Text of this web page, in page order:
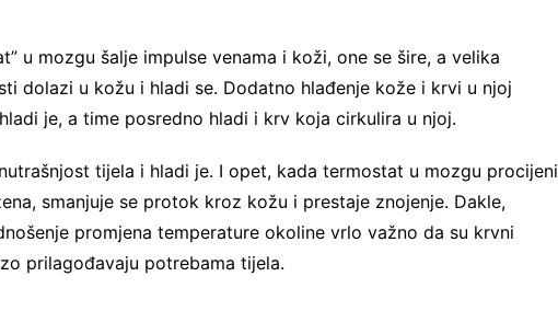
u mozgu šalje impulse venama i koži, one se šire, a velika
dolazi u kožu i hladi se. Dodatno hlađenje kože i krvi u njoj
je, a time posredno hladi i krv koja cirkulira u njoj.
tijela i hladi je. I opet, kada termostat u mozgu procijeni
smanjuje se protok kroz kožu i prestaje znojenje. Dakle,
promjena temperature okoline vrlo važno da su krvni
prilagođavaju potrebama tijela.